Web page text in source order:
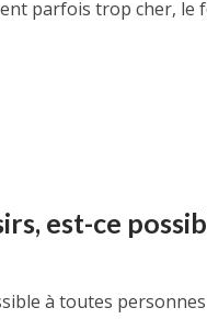
parfois trop cher, le
est-ce
à toutes